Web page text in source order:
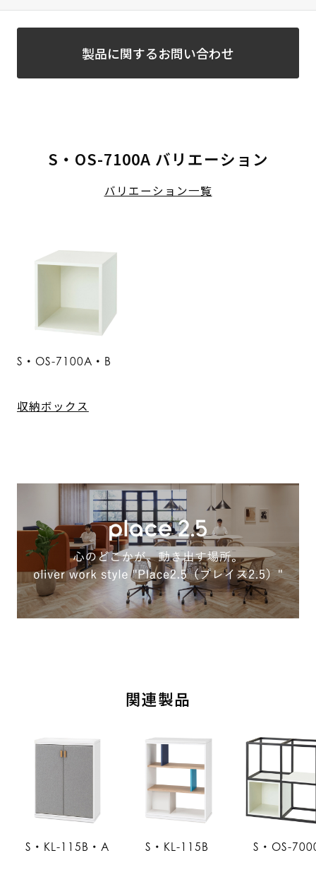
製品に関するお問い合わせ
S・OS-7100A バリエーション
バリエーション一覧
S・OS-7100A・B
収納ボックス
関連製品
S・KL-115B・A S・KL-115B S・OS-